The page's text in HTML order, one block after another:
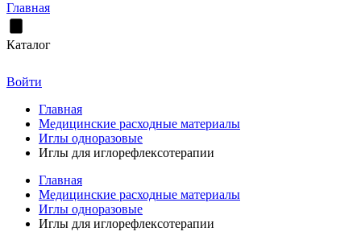
Главная
Каталог
Войти
Главная
Медицинские расходные материалы
Иглы одноразовые
Иглы для иглорефлексотерапии
Главная
Медицинские расходные материалы
Иглы одноразовые
Иглы для иглорефлексотерапии